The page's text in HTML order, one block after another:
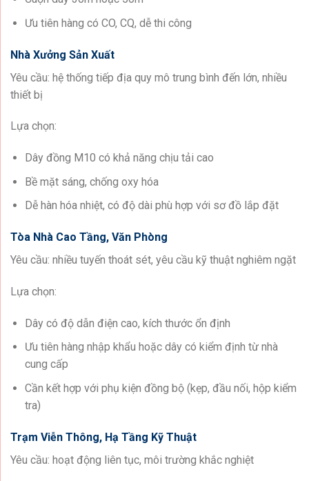
Ưu tiên hàng có CO, CQ, dễ thi công
Nhà Xưởng Sản Xuất
Yêu cầu: hệ thống tiếp địa quy mô trung bình đến lớn, nhiều
thiết bị
Lựa chọn:
Dây đồng M10 có khả năng chịu tải cao
Bề mặt sáng, chống oxy hóa
Dễ hàn hóa nhiệt, có độ dài phù hợp với sơ đồ lắp đặt
Tòa Nhà Cao Tầng, Văn Phòng
Yêu cầu: nhiều tuyến thoát sét, yêu cầu kỹ thuật nghiêm ngặt
Lựa chọn:
Dây có độ dẫn điện cao, kích thước ổn định
Ưu tiên hàng nhập khẩu hoặc dây có kiểm định từ nhà
cung cấp
Cần kết hợp với phụ kiện đồng bộ (kẹp, đầu nối, hộp kiểm
tra)
Trạm Viễn Thông, Hạ Tầng Kỹ Thuật
Yêu cầu: hoạt động liên tục, môi trường khắc nghiệt